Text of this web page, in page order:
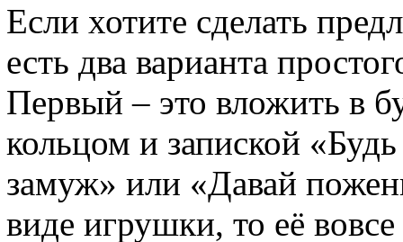
Если хотите сделать
есть два варианта
Первый – это вложить в
кольцом и запиской
замуж» или «Давай
виде игрушки, то её